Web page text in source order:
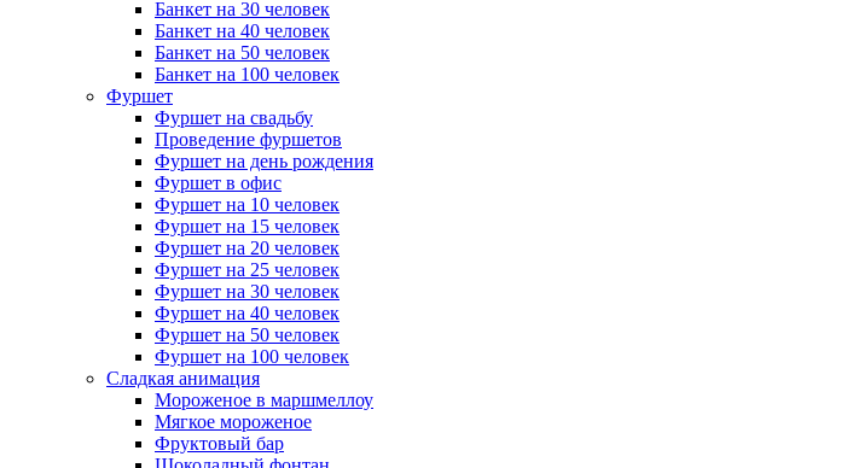
Банкет на 30 человек
Банкет на 40 человек
Банкет на 50 человек
Банкет на 100 человек
Фуршет
Фуршет на свадьбу
Проведение фуршетов
Фуршет на день рождения
Фуршет в офис
Фуршет на 10 человек
Фуршет на 15 человек
Фуршет на 20 человек
Фуршет на 25 человек
Фуршет на 30 человек
Фуршет на 40 человек
Фуршет на 50 человек
Фуршет на 100 человек
Сладкая анимация
Мороженое в маршмеллоу
Мягкое мороженое
Фруктовый бар